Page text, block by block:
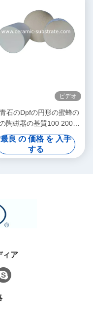
ビデオ
石のDpfの円形の蜜蜂の
陶磁器の基質100 200の
CPSIの細胞密度
最良 の 価格 を 入手
する
ィア